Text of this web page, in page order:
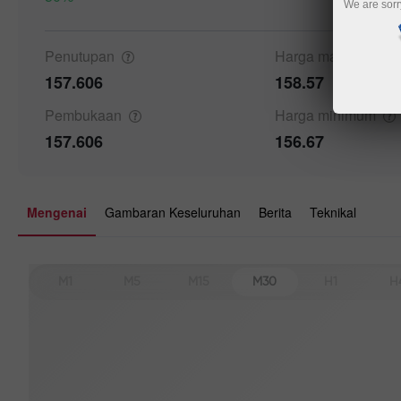
Penutupan
157.606
Harga
158.57
Pembukaan
157.606
Harga minimum
156.67
Mengenai Gambaran Keseluruhan Berita Teknikal
M30
Details
We are